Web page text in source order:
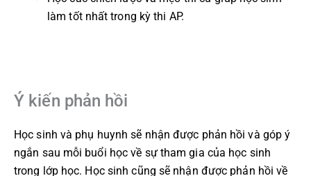
làm tốt nhất trong kỳ thi AP.
Ý kiến phản hồi
Học sinh và phụ huynh sẽ nhận được phản hồi và góp ý
ngắn sau mỗi buổi học về sự tham gia của học sinh
trong lớp học. Học sinh cũng sẽ nhận được phản hồi về